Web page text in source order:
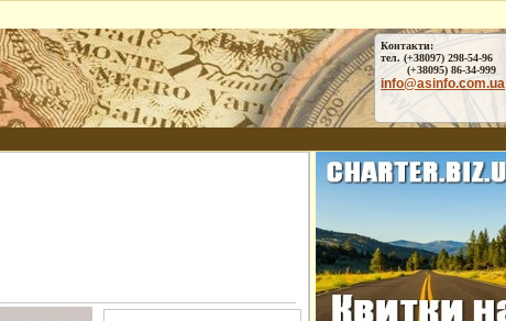
Контакти:
тел. (+38097) 298-54-96
(+38095) 86-34-999
info@asinfo.com.ua